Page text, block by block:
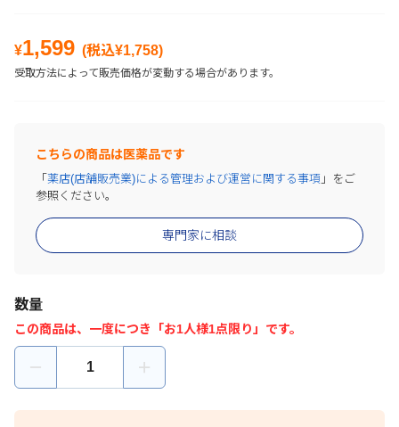
¥1,599 (税込¥1,758)
受取方法によって販売価格が変動する場合があります。
こちらの商品は医薬品です
専門家に相談
「 薬店(店舗販売業)による管理および運営に関する事項 」をご
参照ください。
数量
この商品は、一度につき「お1人様1点限り」です。